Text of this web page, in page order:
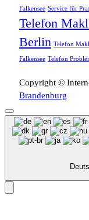
Falkensee Service für
Telefon
Berlin Telefon
Falkensee Telefon
Copyright ©
Brandenburg